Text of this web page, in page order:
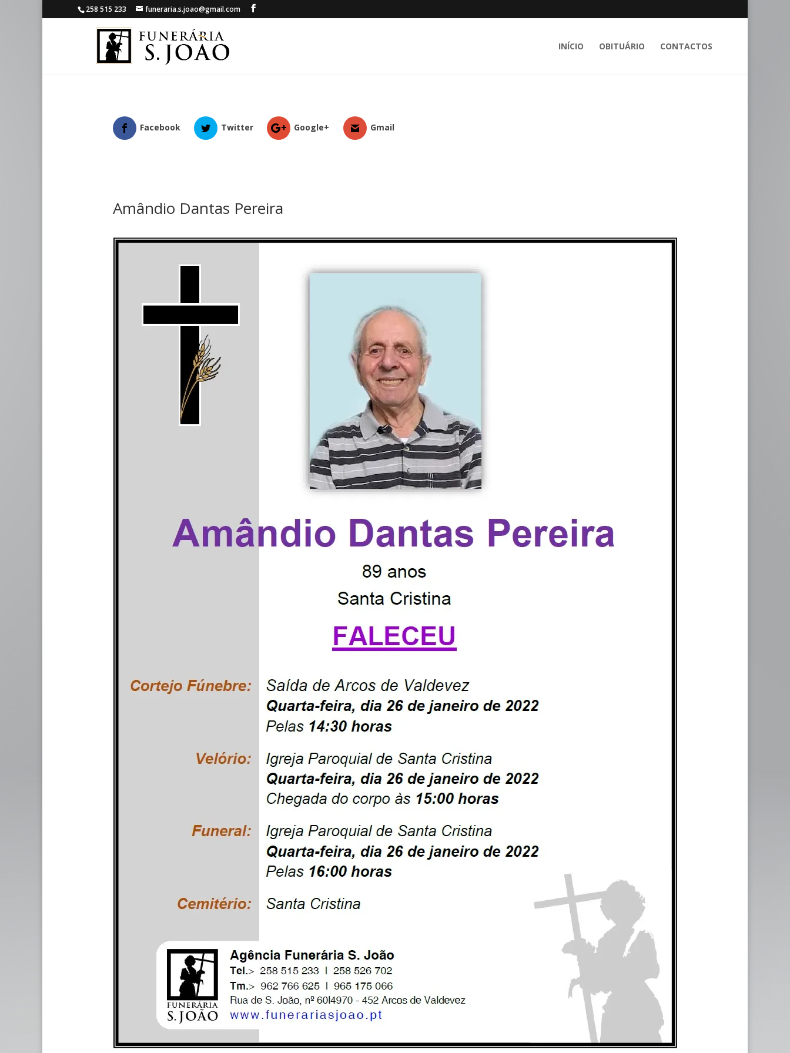
258 515 233 funeraria.s.joao@gmail.com
INÍCIO OBITUÁRIO CONTACTOS
Facebook Twitter Google+ Gmail
Amândio Dantas Pereira